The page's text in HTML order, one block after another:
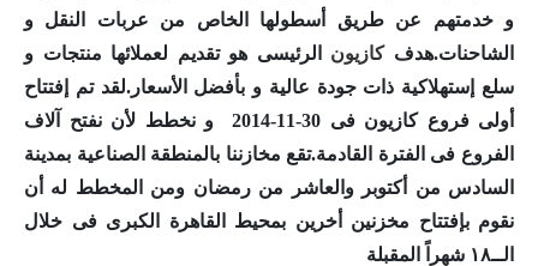
و خدمتهم عن طريق أسطولها الخاص من عربات النقل و
الشاحنات.هدفكازيون الرئيسى هو تقديم لعملائها منتجات و
سلع إستهلاكية ذات جودة عالية و بأفضل الأسعار.لقد تم إفتتاح
أولى فروعكازيون
فى 30-11-2014 و نخطط لأن نفتح آلاف
الفروع فى الفترة القادمة.تقع مخازننا بالمنطقة الصناعية بمدينة
السادس من أكتوبر والعاشر من رمضان ومن المخطط له أن
نقوم بإفتتاح مخزنين أخرين بمحيط القاهرة الكبرى فى خلال
الــ١٨ شهراً المقبلة